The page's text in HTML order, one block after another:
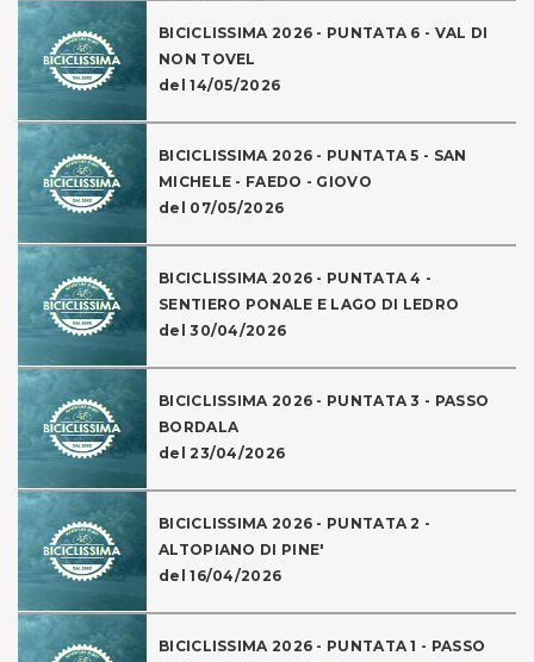
BICICLISSIMA 2026 - PUNTATA 6 - VAL DI
NON TOVEL
del 14/05/2026
BICICLISSIMA 2026 - PUNTATA 5 - SAN
MICHELE - FAEDO - GIOVO
del 07/05/2026
BICICLISSIMA 2026 - PUNTATA 4 -
SENTIERO PONALE E LAGO DI LEDRO
del 30/04/2026
BICICLISSIMA 2026 - PUNTATA 3 - PASSO
BORDALA
del 23/04/2026
BICICLISSIMA 2026 - PUNTATA 2 -
ALTOPIANO DI PINE'
del 16/04/2026
BICICLISSIMA 2026 - PUNTATA 1 - PASSO